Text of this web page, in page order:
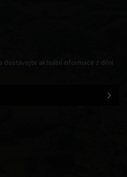
dostávejte aktuální informace z dění